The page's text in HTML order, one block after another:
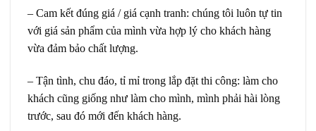
– Cam kết đúng giá / giá cạnh tranh: chúng tôi luôn tự tin
với giá sản phẩm của mình vừa hợp lý cho khách hàng
vừa đảm bảo chất lượng.
– Tận tình, chu đáo, tỉ mỉ trong lắp đặt thi công: làm cho
khách cũng giống như làm cho mình, mình phải hài lòng
trước, sau đó mới đến khách hàng.